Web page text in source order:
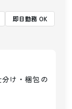
即日勤務 OK
け・梱包の